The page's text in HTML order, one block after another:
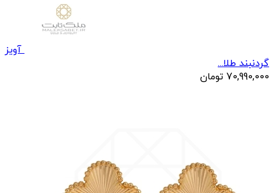
آویز
گردنبند طلا...
70,990,000 تومان